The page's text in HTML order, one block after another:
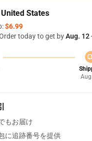
States
$6.99
today to get byAug. 12
もお届け
に追跡番号を提供